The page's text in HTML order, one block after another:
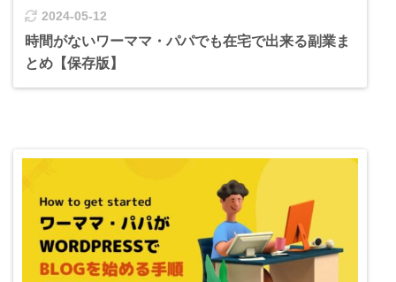
2024-05-12
時間がないワーママ・パパでも在宅で出来る副業ま
とめ【保存版】